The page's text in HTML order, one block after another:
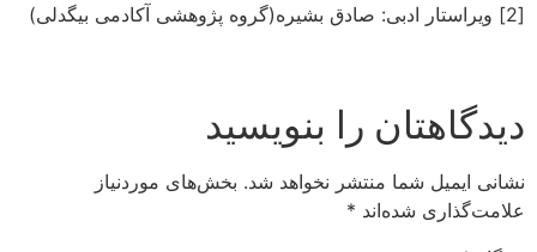
[2] ویراستار ادبی: صادق بشیره(گروه پژوهشی آکادمی بیگدلی)
دیدگاهتان را بنویسید
نشانی ایمیل شما منتشر نخواهد شد. بخش‌های موردنیاز
علامت‌گذاری شده‌اند *